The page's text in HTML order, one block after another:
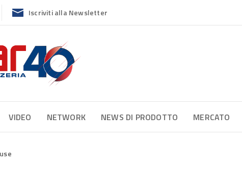
Iscriviti alla Newsletter
VIDEO NETWORK NEWS DI PRODOTTO MERCATO